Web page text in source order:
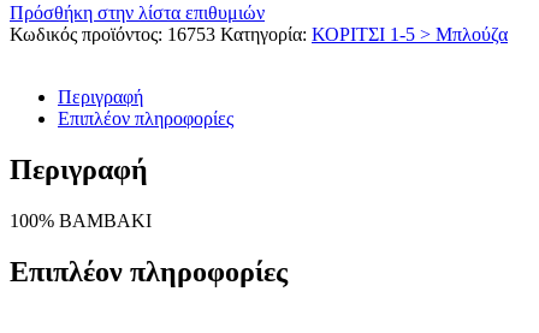
Πρόσθήκη στην λίστα επιθυμιών
Κωδικός προϊόντος: 16753 Κατηγορία: ΚΟΡΙΤΣΙ 1-5 > Μπλούζα
Περιγραφή
Επιπλέον πληροφορίες
Περιγραφή
100% ΒΑΜΒΑΚΙ
Επιπλέον πληροφορίες